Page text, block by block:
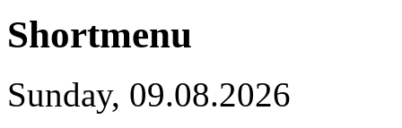
Shortmenu
Sunday, 09.08.2026